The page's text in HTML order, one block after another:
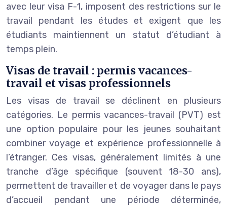
avec leur visa F-1, imposent des restrictions sur le
travail pendant les études et exigent que les
étudiants maintiennent un statut d’étudiant à
temps plein.
Visas de travail : permis vacances-
travail et visas professionnels
Les visas de travail se déclinent en plusieurs
catégories. Le permis vacances-travail (PVT) est
une option populaire pour les jeunes souhaitant
combiner voyage et expérience professionnelle à
l’étranger. Ces visas, généralement limités à une
tranche d’âge spécifique (souvent 18-30 ans),
permettent de travailler et de voyager dans le pays
d’accueil pendant une période déterminée,